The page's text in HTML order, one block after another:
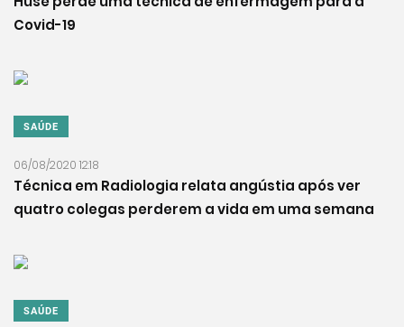
Covid-19
SAÚDE
06/08/2020 12:18
Técnica em Radiologia relata angústia após ver
quatro colegas perderem a vida em uma semana
SAÚDE